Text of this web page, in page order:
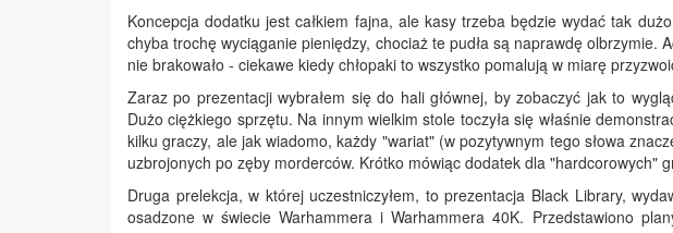
Koncepcja dodatku jest całkiem fajna, ale kasy trzeba będzie wydać tak
chyba trochę wyciąganie pieniędzy, chociaż te pudła są naprawdę olbrzymie.
nie brakowało - ciekawe kiedy chłopaki to wszystko pomalują w miarę
Zaraz po prezentacji wybrałem się do hali głównej, by zobaczyć jak to
Dużo ciężkiego sprzętu. Na innym wielkim stole toczyła się właśnie
kilku graczy, ale jak wiadomo, każdy "wariat" (w pozytywnym tego słowa
uzbrojonych po zęby morderców. Krótko mówiąc dodatek dla "hardcorowych"
Druga prelekcja, w której uczestniczyłem, to prezentacja Black Library,
osadzone w świecie Warhammera i Warhammera 40K. Przedstawiono